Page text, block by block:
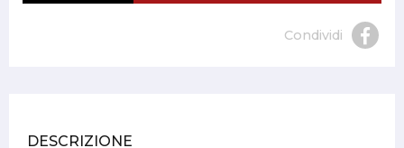
Condividi
DESCRIZIONE